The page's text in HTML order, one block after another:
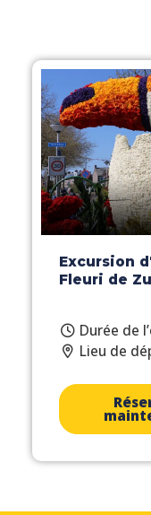
Excursion
Fleuri de
Durée de
Lieu de